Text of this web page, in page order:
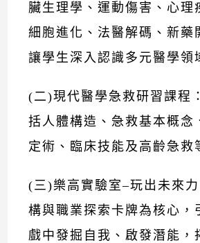
臟生理學、運動傷害、心理
細胞進化、法醫解碼、新藥
讓學生深入認識多元醫學領
(二)現代醫學急救研習課程
括人體構造、急救基本概念
定術、臨床技能及高齡急救
(三)樂高實驗室–玩出未來
構與職業探索卡牌為核心，
戲中發掘自我、啟發潛能，